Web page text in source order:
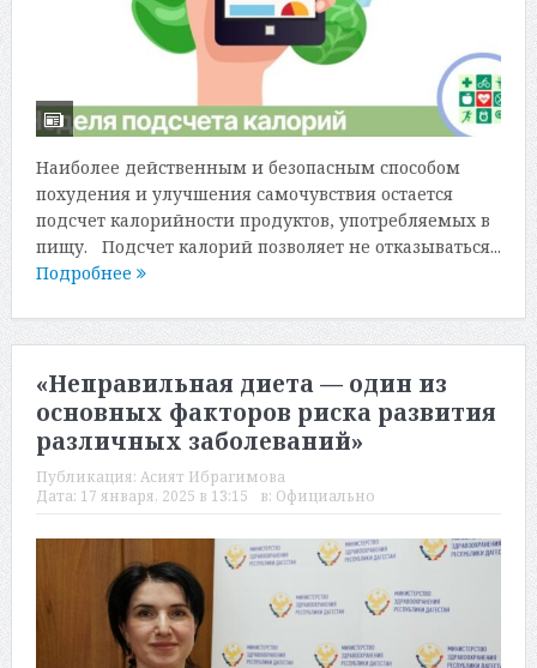
Наиболее действенным и безопасным способом
похудения и улучшения самочувствия остается
подсчет калорийности продуктов, употребляемых в
пищу. Подсчет калорий позволяет не отказываться...
Подробнее
«Неправильная диета — один из
основных факторов риска развития
различных заболеваний»
Публикация: Асият Ибрагимова
Дата: 17 января, 2025 в 13:15 в: Официально